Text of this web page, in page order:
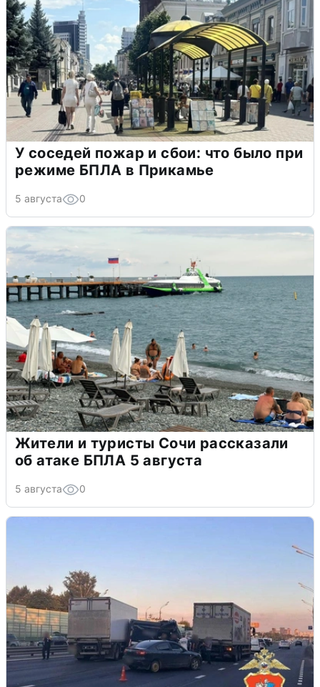
У соседей пожар и сбои: что было при
режиме БПЛА в Прикамье
5 августа 0
Жители и туристы Сочи рассказали
об атаке БПЛА 5 августа
5 августа 0